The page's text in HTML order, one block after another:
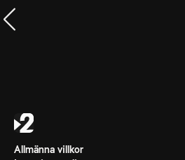
Allmänna villkor